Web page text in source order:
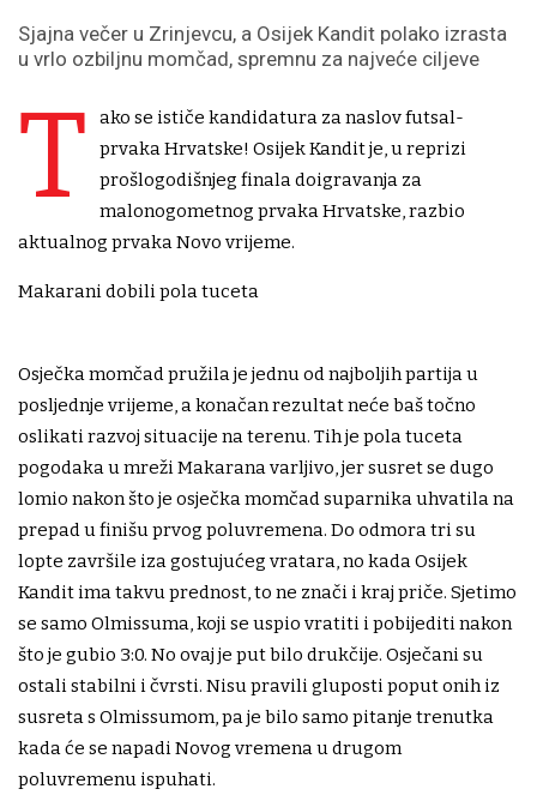
Sjajna večer u Zrinjevcu, a Osijek Kandit polako izrasta
u vrlo ozbiljnu momčad, spremnu za najveće ciljeve
T
ako se ističe kandidatura za naslov futsal-
prvaka Hrvatske! Osijek Kandit je, u reprizi
prošlogodišnjeg finala doigravanja za
malonogometnog prvaka Hrvatske, razbio
aktualnog prvaka Novo vrijeme.
Makarani dobili pola tuceta
Osječka momčad pružila je jednu od najboljih partija u
posljednje vrijeme, a konačan rezultat neće baš točno
oslikati razvoj situacije na terenu. Tih je pola tuceta
pogodaka u mreži Makarana varljivo, jer susret se dugo
lomio nakon što je osječka momčad suparnika uhvatila na
prepad u finišu prvog poluvremena. Do odmora tri su
lopte završile iza gostujućeg vratara, no kada Osijek
Kandit ima takvu prednost, to ne znači i kraj priče. Sjetimo
se samo Olmissuma, koji se uspio vratiti i pobijediti nakon
što je gubio 3:0. No ovaj je put bilo drukčije. Osječani su
ostali stabilni i čvrsti. Nisu pravili gluposti poput onih iz
susreta s Olmissumom, pa je bilo samo pitanje trenutka
kada će se napadi Novog vremena u drugom
poluvremenu ispuhati.